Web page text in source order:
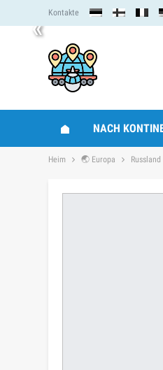
« Kontakte
NACH
Heim 🌏 Europa Russland